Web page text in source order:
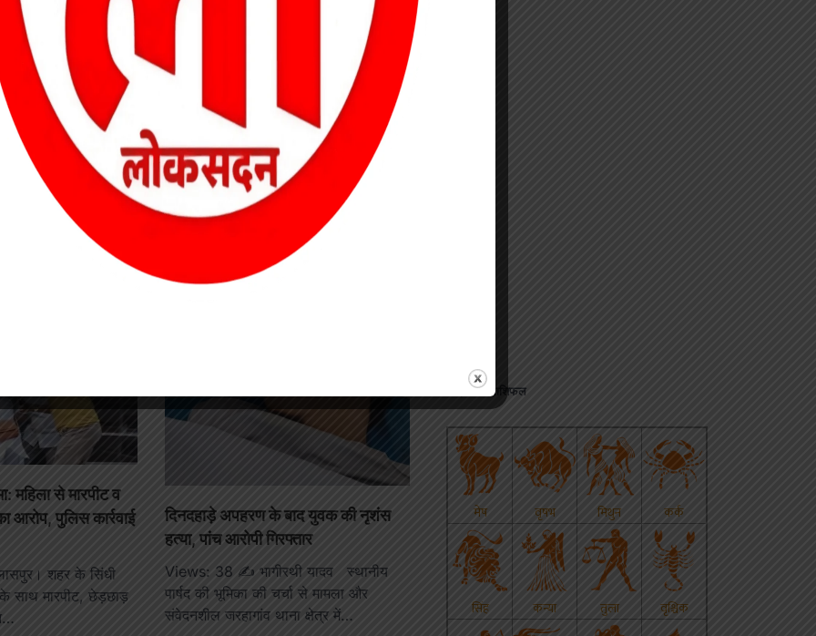
संचालनालय व शिक्षा मंत्रालय का घेराव किया जाएगा।
स्वास्थ्य मंत्री ने मनेंद्रगढ़ क्षेत्र को दिए ₹19 करोड़ के विकास कार्यों की
महिला से मारपीट व
आरोप, पुलिस कार्रवाई
शहर के सिंधी
साथ मारपीट, छेड़छाड़
दिनदहाड़े अपहरण के बाद युवक की नृशंस
हत्या, पांच आरोपी गिरफ्तार
Views: 38 ✍️ भागीरथी यादव स्थानीय
पार्षद की भूमिका की चर्चा से मामला और
संवेदनशील जरहागांव थाना क्षेत्र में…
जानिए अपना राशिफल